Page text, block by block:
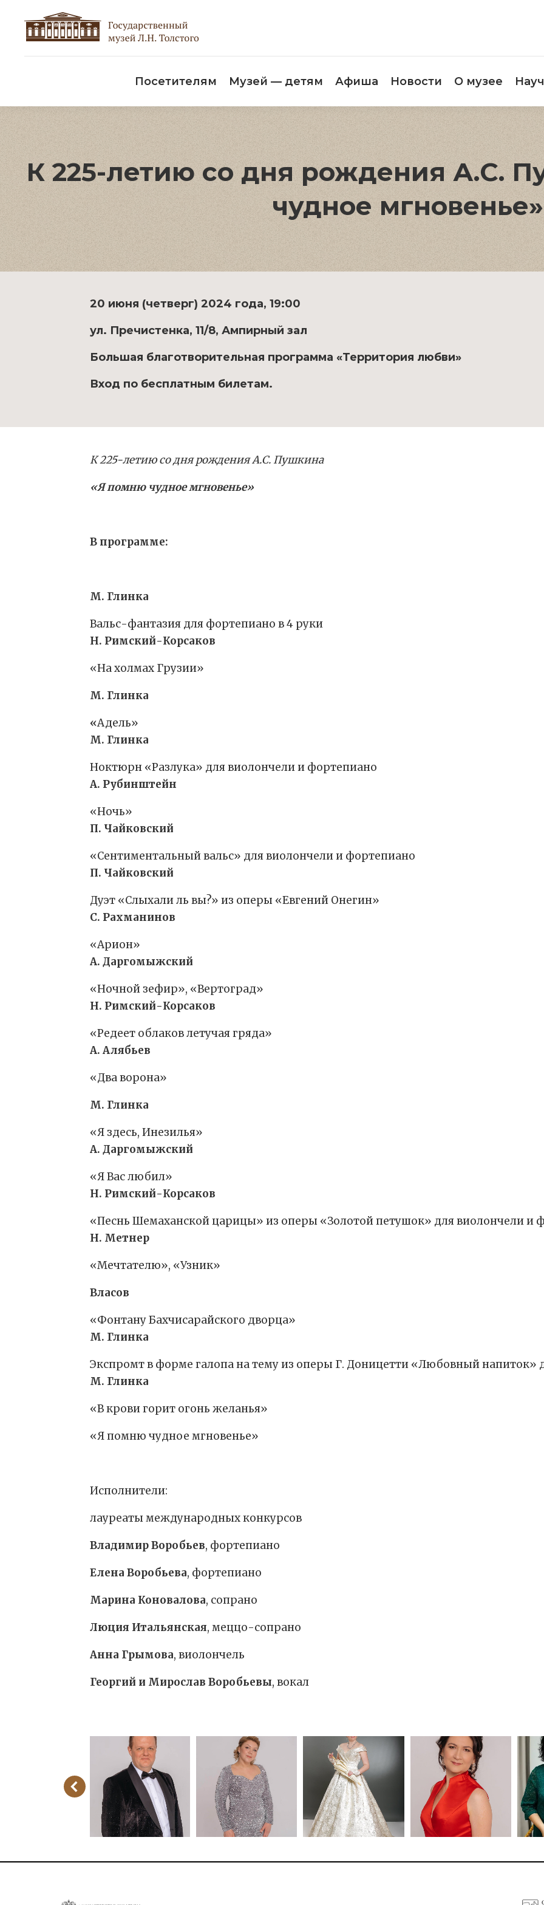
Посетителям Музей — детям Афиша Новости О музее
К 225-летию со дня рождения А.С.
чудное мгновенье»
20 июня (четверг) 2024 года, 19:00
ул. Пречистенка, 11/8, Ампирный зал
Большая благотворительная программа «Территория любви»
Вход по бесплатным билетам.
К 225-летию со дня рождения А.С. Пушкина
«Я помню чудное мгновенье»
В программе:
М. Глинка
Вальс-фантазия для фортепиано в 4 руки
Н. Римский-Корсаков
«На холмах Грузии»
М. Глинка
«Адель»
М. Глинка
Ноктюрн «Разлука» для виолончели и фортепиано
А. Рубинштейн
«Ночь»
П. Чайковский
«Сентиментальный вальс» для виолончели и фортепиано
П. Чайковский
Дуэт «Слыхали ль вы?» из оперы «Евгений Онегин»
С. Рахманинов
«Арион»
А. Даргомыжский
«Ночной зефир», «Вертоград»
Н. Римский-Корсаков
«Редеет облаков летучая гряда»
А. Алябьев
«Два ворона»
М. Глинка
«Я здесь, Инезилья»
А. Даргомыжский
«Я Вас любил»
Н. Римский-Корсаков
«Песнь Шемаханской царицы» из оперы «Золотой петушок» для виолончели и
Н. Метнер
«Мечтателю», «Узник»
Власов
«Фонтану Бахчисарайского дворца»
М. Глинка
Экспромт в форме галопа на тему из оперы Г. Доницетти «Любовный напиток»
М. Глинка
«В крови горит огонь желанья»
«Я помню чудное мгновенье»
Исполнители:
лауреаты международных конкурсов
Владимир Воробьев, фортепиано
Елена Воробьева, фортепиано
Марина Коновалова, сопрано
Люция Итальянская, меццо-сопрано
Анна Грымова, виолончель
Георгий и Мирослав Воробьевы, вокал